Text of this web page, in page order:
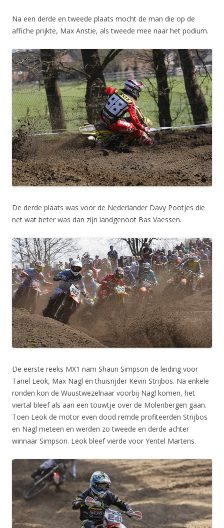
Na een derde en tweede plaats mocht de man die op de
affiche prijkte, Max Anstie, als tweede mee naar het podium.
De derde plaats was voor de Nederlander Davy Pootjes die
net wat beter was dan zijn landgenoot Bas Vaessen.
De eerste reeks MX1 nam Shaun Simpson de leiding voor
Tanel Leok, Max Nagl en thuisrijder Kevin Strijbos. Na enkele
ronden kon de Wuustwezelnaar voorbij Nagl komen, het
viertal bleef als aan een touwtje over de Molenbergen gaan.
Toen Leok de motor even dood remde profiteerden Strijbos
en Nagl meteen en werden zo tweede en derde achter
winnaar Simpson. Leok bleef vierde voor Yentel Martens.